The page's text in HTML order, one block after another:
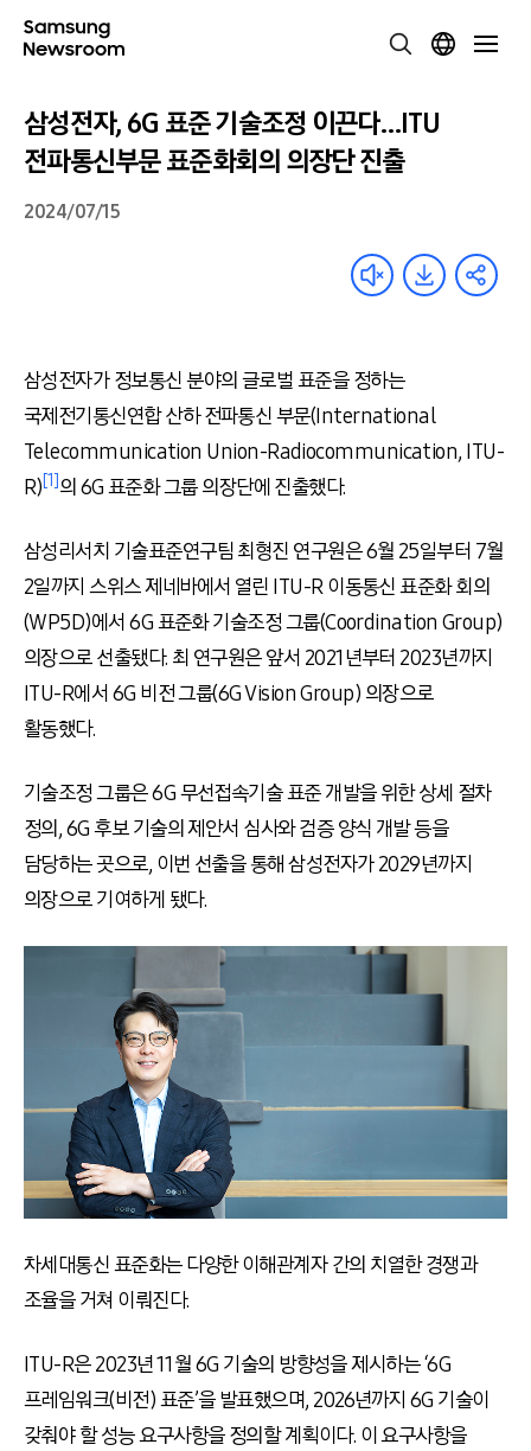
삼성전자, 6G 표준 기술조정 이끈다…ITU
전파통신부문 표준화회의 의장단 진출
2024/07/15
삼성전자가 정보통신 분야의 글로벌 표준을 정하는
국제전기통신연합 산하 전파통신 부문(International
Telecommunication Union-Radiocommunication, ITU-
R)[1]의 6G 표준화 그룹 의장단에 진출했다.
삼성리서치 기술표준연구팀 최형진 연구원은 6월 25일부터 7월
2일까지 스위스 제네바에서 열린 ITU-R 이동통신 표준화 회의
(WP5D)에서 6G 표준화 기술조정 그룹(Coordination Group)
의장으로 선출됐다. 최 연구원은 앞서 2021년부터 2023년까지
ITU-R에서 6G 비전 그룹(6G Vision Group) 의장으로
활동했다.
기술조정 그룹은 6G 무선접속기술 표준 개발을 위한 상세 절차
정의, 6G 후보 기술의 제안서 심사와 검증 양식 개발 등을
담당하는 곳으로, 이번 선출을 통해 삼성전자가 2029년까지
의장으로 기여하게 됐다.
차세대통신 표준화는 다양한 이해관계자 간의 치열한 경쟁과
조율을 거쳐 이뤄진다.
ITU-R은 2023년 11월 6G 기술의 방향성을 제시하는 ‘6G
프레임워크(비전) 표준’을 발표했으며, 2026년까지 6G 기술이
갖춰야 할 성능 요구사항을 정의할 계획이다. 이 요구사항을